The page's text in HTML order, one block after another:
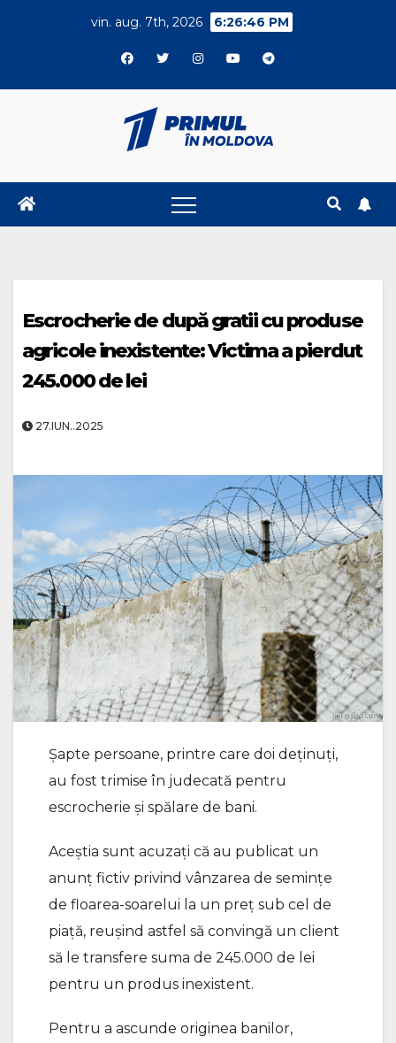
vin. aug. 7th, 2026 6:26:47 PM
Escrocherie de după gratii cu produse
agricole inexistente: Victima a pierdut
245.000 de lei
27.IUN..2025
Șapte persoane, printre care doi deținuți,
au fost trimise în judecată pentru
escrocherie și spălare de bani.
Aceștia sunt acuzați că au publicat un
anunț fictiv privind vânzarea de semințe
de floarea-soarelui la un preț sub cel de
piață, reușind astfel să convingă un client
să le transfere suma de 245.000 de lei
pentru un produs inexistent.
Pentru a ascunde originea banilor,